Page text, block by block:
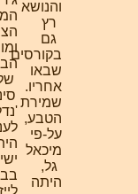
והנושא
בקורסים
שבאו
אחריו.
שמירת
הטבע,
על-פי
מיכאל
היתה
המושל
הצבאי
ומושל
של
סיני
'נדלקו'
לעניין.
היתה
ישיבה
בבאר-